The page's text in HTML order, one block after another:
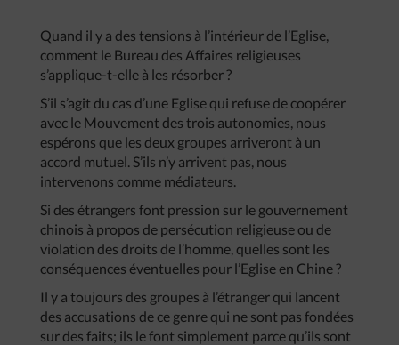
Quand il y a des tensions à l’intérieur de l’Eglise,
comment le Bureau des Affaires religieuses
s’applique-t-elle à les résorber ?
S’il s’agit du cas d’une Eglise qui refuse de coopérer
avec le Mouvement des trois autonomies, nous
espérons que les deux groupes arriveront à un
accord mutuel. S’ils n’y arrivent pas, nous
intervenons comme médiateurs.
Si des étrangers font pression sur le gouvernement
chinois à propos de persécution religieuse ou de
violation des droits de l’homme, quelles sont les
conséquences éventuelles pour l’Eglise en Chine ?
Il y a toujours des groupes à l’étranger qui lancent
des accusations de ce genre qui ne sont pas fondées
sur des faits; ils le font simplement parce qu’ils sont